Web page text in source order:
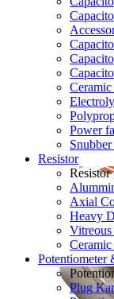
Power
Resistor
Resistor
Axial
Heavy
Vitreous
Potentiometer
Plug